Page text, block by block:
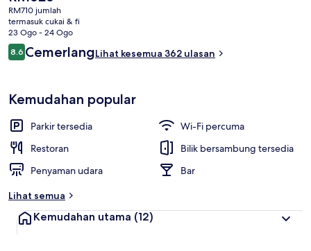
berdekatan dengan pengangkutan awam: jarak Stesen Trem
Garibaldi ialah 4 minit dan Stesen Trem Acropolis ialah 8 minit.
semasa
ialah
RM626
RM710 jumlah
termasuk cukai & fi
23 Ogo - 24 Ogo
Ulasan
8.68.6 daripada 10
CemerlangLihat kesemua 362 ulasan
Kemudahan popular
Parkir tersedia
Wi-Fi percuma
Restoran
Bilik bersambung tersedia
Penyaman udara
Bar
Lihat semua
Kemudahan utama (12)